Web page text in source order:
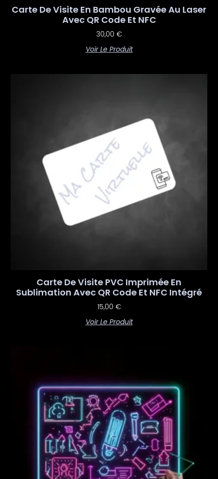
Carte De Visite En Bambou Gravée Au Laser
Avec QR Code Et NFC
30,00 €
Voir Le Produit
Carte De Visite PVC Imprimée En
Sublimation Avec QR Code Et NFC Intégré
15,00 €
Voir Le Produit